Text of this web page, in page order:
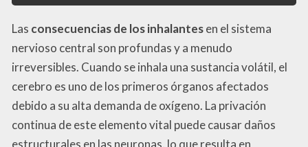
Las consecuencias de los inhalantesen el sistema
nervioso central son profundas y a menudo
irreversibles. Cuando se inhala una sustancia volátil, el
cerebro es uno de los primeros órganos afectados
debido a su alta demanda de oxígeno. La privación
continua de este elemento vital puede causar daños
estructurales en las neuronas, lo que resulta en